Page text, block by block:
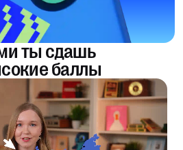
ты сдашь
баллы